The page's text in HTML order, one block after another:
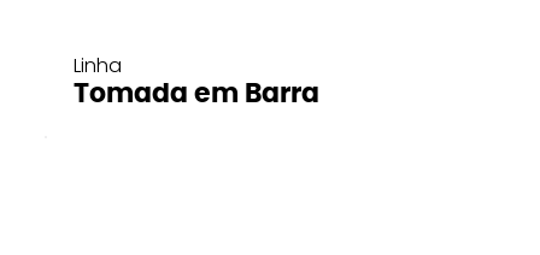
Linha
Tomada em Barra